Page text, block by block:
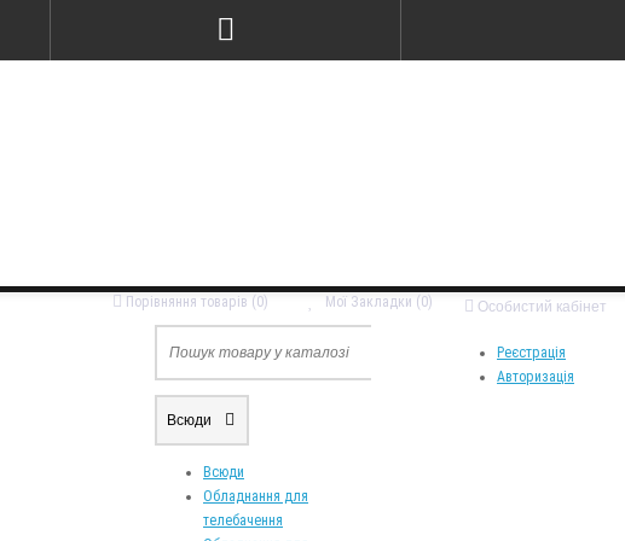
Особистий кабінет
Реєстрація
Авторизація
Мої Закладки (0)
Порівняння товарів (0)
Всюди
Всюди
Обладнання для
телебачення